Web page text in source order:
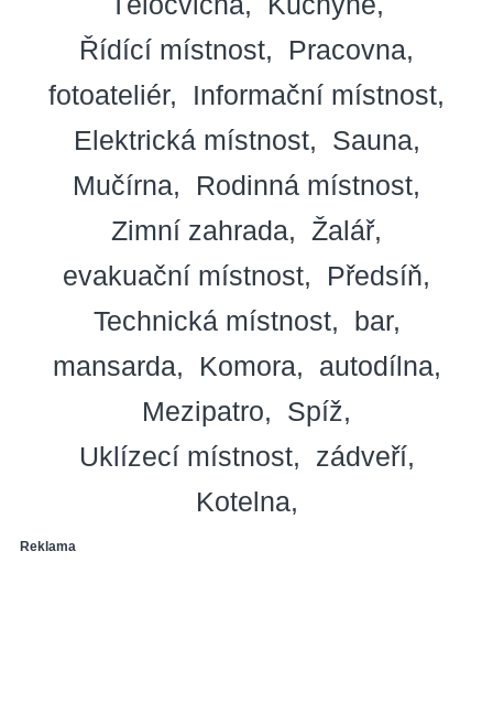
Řídící místnost
Pracovna
fotoateliér
Informační místnost
Elektrická místnost
Sauna
Mučírna
Rodinná místnost
Zimní zahrada
Žalář
evakuační místnost
Předsíň
Technická místnost
bar
mansarda
Komora
autodílna
Mezipatro
Spíž
Uklízecí místnost
zádveří
Kotelna
Reklama